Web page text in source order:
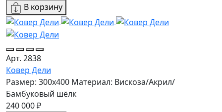
В корзину
Арт. 2838
Ковер Дели
Размер: 300x400 Материал: Вискоза/Акрил/
Бамбуковый шёлк
240 000 ₽